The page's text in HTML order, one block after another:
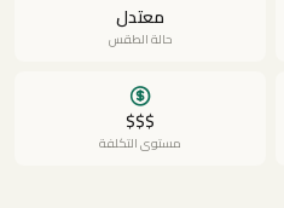
معتدل
حالة الطقس
$$$
مستوى التكلفة